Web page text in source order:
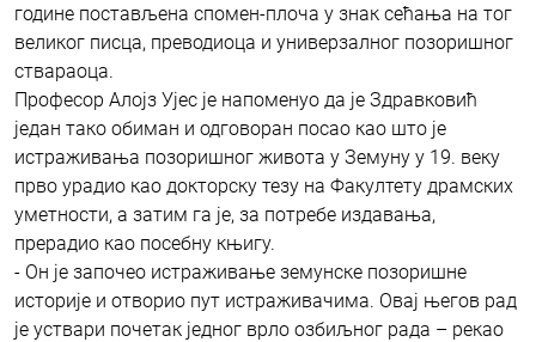
године постављена спомен-плоча у знак сећања на тог
великог писца, преводиоца и универзалног позоришног
ствараоца.
Професор Алојз Ујес је напоменуо да је Здравковић
један тако обиман и одговоран посао као што је
истраживања позоришног живота у Земуну у 19. веку
прво урадио као докторску тезу на Факултету драмских
уметности, а затим га је, за потребе издавања,
прерадио као посебну књигу.
- Он је започео истраживање земунске позоришне
историје и отворио пут истраживачима. Овај његов рад
је уствари почетак једног врло озбиљног рада – рекао